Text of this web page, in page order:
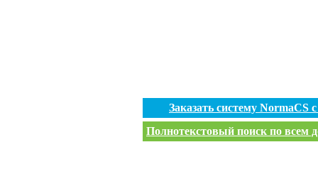
Заказать систему
Полнотекстовый поиск по всем